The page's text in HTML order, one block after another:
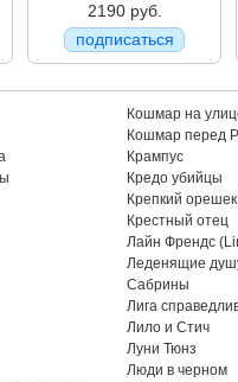
2190 руб.
подписаться
Кошмар на
Кошмар перед
Крампус
Кредо убийцы
Крепкий орешек
Крестный отец
Лайн Френдс
Леденящие
Сабрины
Лига
Лило и Стич
Луни Тюнз
Люди в черном